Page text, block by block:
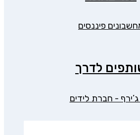
פיננסים
לדרך
ג’ירף - חברת לידים